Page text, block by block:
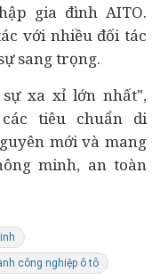
gia đình AITO.
với nhiều đối tác
sang trọng.
xa xỉ lớn nhất",
tiêu chuẩn di
mới và mang
minh, an toàn
công nghiệp ô tô